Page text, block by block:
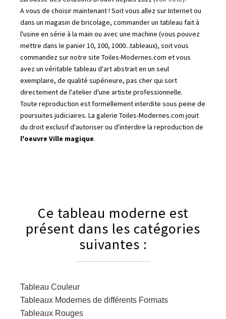
A vous de choisir maintenant ! Soit vous allez sur Internet ou
dans un magasin de bricolage, commander un tableau fait à
l'usine en série à la main ou avec une machine (vous pouvez
mettre dans le panier 10, 100, 1000...tableaux), soit vous
commandez sur notre site Toiles-Modernes.com et vous
avez un véritable tableau d'art abstrait en un seul
exemplaire, de qualité supérieure, pas cher qui sort
directement de l'atelier d'une artiste professionnelle.
Toute reproduction est formellement interdite sous peine de
poursuites judiciaires. La galerie Toiles-Modernes.com jouit
du droit exclusif d'autoriser ou d'interdire la reproduction de
l'oeuvre Ville magique.
Ce tableau moderne est
présent dans les catégories
suivantes :
Tableau Couleur
Tableaux Modernes de différents Formats
Tableaux Rouges